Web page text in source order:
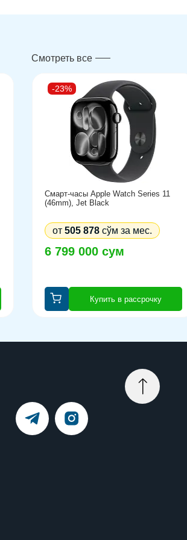
Смотреть все
-23%
Смарт-часы Apple Watch Series 11
(46mm), Jet Black
6 799 000 сум
от 505 878 сўм за мес.
Купить в рассрочку